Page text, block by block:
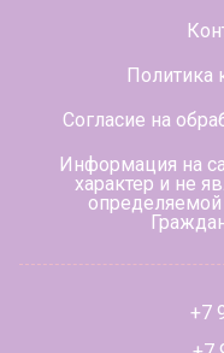
Политика
Согласие на
Информация на
характер и не
+7